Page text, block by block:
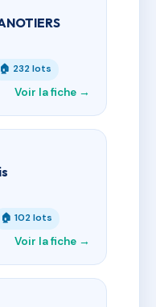
🏠 232 lots
Voir la fiche →
🏠 102 lots
Voir la fiche →